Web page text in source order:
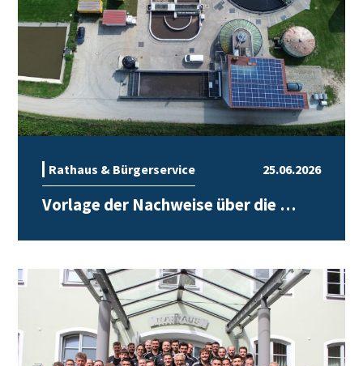
25.06.2026
Rathaus & Bürgerservice
Vorlage der Nachweise über die …